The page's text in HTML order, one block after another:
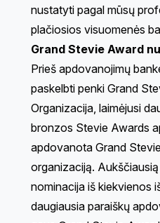
nustatyti pagal mūsų
plačiosios visuomenės
Grand Stevie Award
Prieš apdovanojimų
paskelbti penki Grand
Organizacija, laimėjusi
bronzos Stevie Awards
apdovanota Grand
organizaciją.
nominacija iš kiekvienos
daugiausia paraiškų